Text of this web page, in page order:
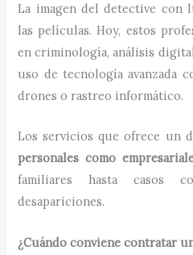
La imagen del detective con
las películas. Hoy, estos
en criminología, análisis
uso de tecnología avanzada
drones o rastreo informático.
Los servicios que ofrece un
personales como
familiares hasta casos
desapariciones.
¿Cuándo conviene contratar